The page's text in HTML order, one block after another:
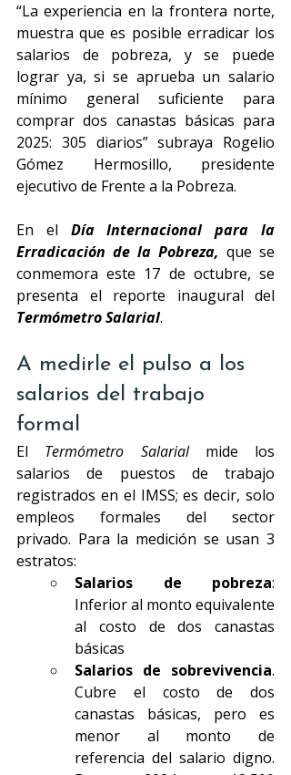
“La experiencia en la frontera norte,
muestra que es posible erradicar los
salarios de pobreza, y se puede
lograr ya, si se aprueba un salario
mínimo general suficiente para
comprar dos canastas básicas para
2025: 305 diarios” subraya Rogelio
Gómez Hermosillo, presidente
ejecutivo de Frente a la Pobreza.
En el Día Internacional para la
Erradicación de la Pobreza, que se
conmemora este 17 de octubre, se
Termómetro Salarial.
A medirle el pulso a los
salarios del trabajo
formal
El Termómetro Salarial mide los
salarios de puestos de trabajo
registrados en el IMSS; es decir, solo
empleos formales del sector
privado. Para la medición se usan 3
estratos:
Salarios de pobreza:
Inferior al monto equivalente
al costo de dos canastas
básicas
Salarios de sobrevivencia.
Cubre el costo de dos
canastas básicas, pero es
menor al monto de
referencia del salario digno.